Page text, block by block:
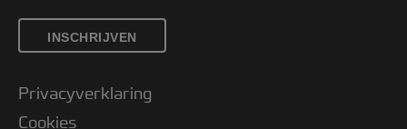
INSCHRIJVEN
Privacyverklaring
Cookies